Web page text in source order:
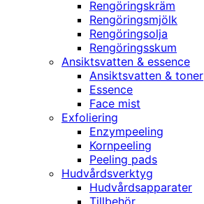
Rengöringskräm
Rengöringsmjölk
Rengöringsolja
Rengöringsskum
Ansiktsvatten & essence
Ansiktsvatten & toner
Essence
Face mist
Exfoliering
Enzympeeling
Kornpeeling
Peeling pads
Hudvårdsverktyg
Hudvårdsapparater